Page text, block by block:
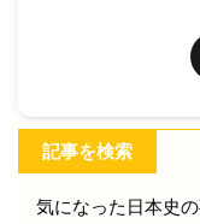
記事を検索
気になった日本史